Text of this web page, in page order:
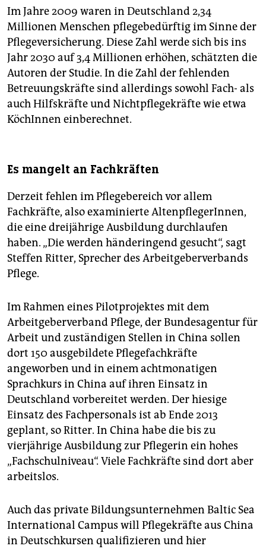
Im Jahre 2009 waren in Deutschland 2,34
Millionen Menschen pflegebedürftig im Sinne der
Pflegeversicherung. Diese Zahl werde sich bis ins
Jahr 2030 auf 3,4 Millionen erhöhen, schätzten die
Autoren der Studie. In die Zahl der fehlenden
Betreuungskräfte sind allerdings sowohl Fach- als
auch Hilfskräfte und Nichtpflegekräfte wie etwa
KöchInnen einberechnet.
Es mangelt an Fachkräften
Derzeit fehlen im Pflegebereich vor allem
Fachkräfte, also examinierte AltenpflegerInnen,
die eine dreijährige Ausbildung durchlaufen
haben. „Die werden händeringend gesucht“, sagt
Steffen Ritter, Sprecher des Arbeitgeberverbands
Pflege.
Im Rahmen eines Pilotprojektes mit dem
Arbeitgeberverband Pflege, der Bundesagentur für
Arbeit und zuständigen Stellen in China sollen
dort 150 ausgebildete Pflegefachkräfte
angeworben und in einem achtmonatigen
Sprachkurs in China auf ihren Einsatz in
Deutschland vorbereitet werden. Der hiesige
Einsatz des Fachpersonals ist ab Ende 2013
geplant, so Ritter. In China habe die bis zu
vierjährige Ausbildung zur Pflegerin ein hohes
„Fachschulniveau“. Viele Fachkräfte sind dort aber
arbeitslos.
Auch das private Bildungsunternehmen Baltic Sea
International Campus will Pflegekräfte aus China
in Deutschkursen qualifizieren und hier